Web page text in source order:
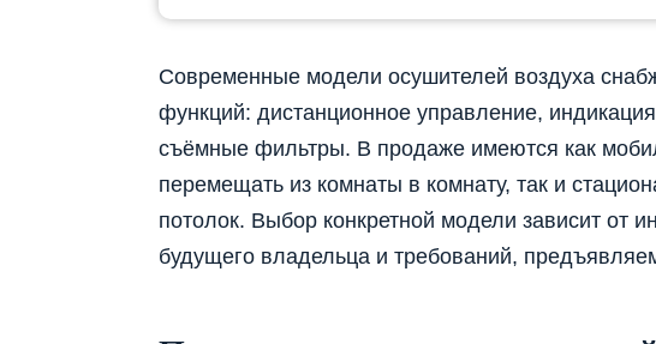
Современные модели осушителей воздуха
функций: дистанционное управление,
съёмные фильтры. В продаже имеются как
перемещать из комнаты в комнату, так и
потолок. Выбор конкретной модели зависит от
будущего владельца и требований,